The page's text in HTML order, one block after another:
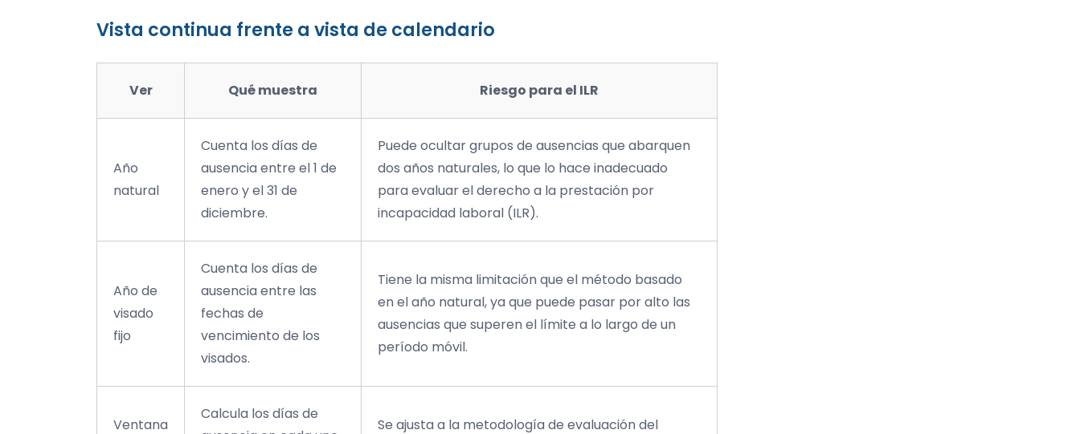
Vista continua frente a vista de calendario
Ver Qué muestra Riesgo para el ILR
Año
natural
Cuenta los días de
ausencia entre el 1 de
enero y el 31 de
diciembre.
Puede ocultar grupos de ausencias que abarquen
dos años naturales, lo que lo hace inadecuado
para evaluar el derecho a la prestación por
incapacidad laboral (ILR).
Año de
visado
fijo
Cuenta los días de
ausencia entre las
fechas de
vencimiento de los
visados.
Tiene la misma limitación que el método basado
en el año natural, ya que puede pasar por alto las
ausencias que superen el límite a lo largo de un
período móvil.
Ventana
Calcula los días de
Se ajusta a la metodología de evaluación del